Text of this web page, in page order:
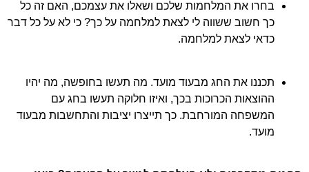
בחרו את המלחמות שלכם ושאלו את עצמכם, האם זה כל
כך חשוב ששווה לי לצאת למלחמה על כך? כי לא על כל דבר
כדאי לצאת למלחמה.
תכננו את החג מבעוד מועד. מה תעשו בחופשה, מה יהיו
ההוצאות הכרוכות בכך, ואיזו חלוקה תעשו בחג עם
המשפחה המורחבת. כך תייצרו יציבות והתחשבות מבעוד
מועד.